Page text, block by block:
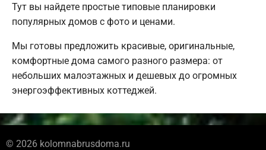
Тут вы найдете простые типовые планировки
популярных домов с фото и ценами.
Мы готовы предложить красивые, оригинальные,
комфортные дома самого разного размера: от
небольших малоэтажных и дешевых до огромных
энергоэффективных коттеджей.
© 2026 kolomnabrusdoma.ru